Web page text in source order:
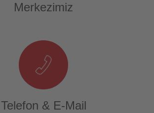
Merkezimiz
Telefon & E-Mail